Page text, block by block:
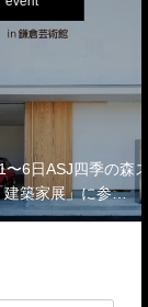
ASJ四季の森スタジ
家展」に参…